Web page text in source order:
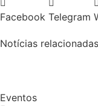
Facebook Telegram
Notícias relacionadas
Eventos